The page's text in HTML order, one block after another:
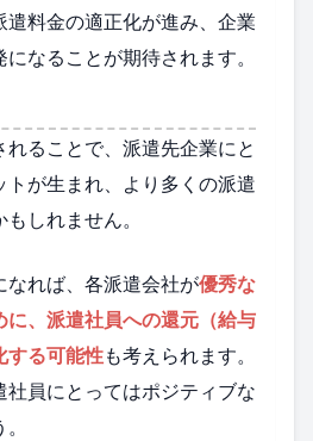
遣料金の適正化が進み、企業
なることが期待されます。
ることで、派遣先企業にと
トが生まれ、より多くの派遣
しれません。
なれば、各派遣会社が優秀な
に、派遣社員への還元（給与
する可能性も考えられます。
社員にとってはポジティブな